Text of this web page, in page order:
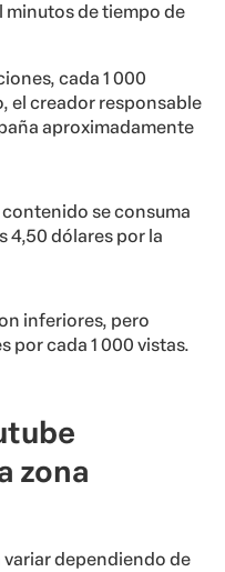
minutos de tiempo de
cada 1 000
el creador responsable
aproximadamente
se consuma
4,50 dólares por la
inferiores, pero
por cada 1 000 vistas.
zona
variar dependiendo de